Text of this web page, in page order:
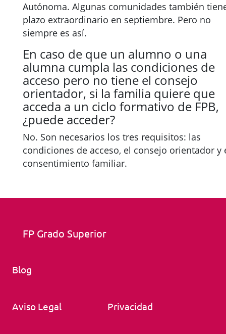
Autónoma. Algunas comunidades también
plazo extraordinario en septiembre. Pero no
siempre es así.
En caso de que un alumno o una
alumna cumpla las condiciones de
acceso pero no tiene el consejo
orientador, si la familia quiere que
acceda a un ciclo formativo de FPB,
¿puede acceder?
No. Son necesarios los tres requisitos: las
condiciones de acceso, el consejo orientador y
consentimiento familiar.
FP Grado Superior
Blog
Aviso Legal Privacidad